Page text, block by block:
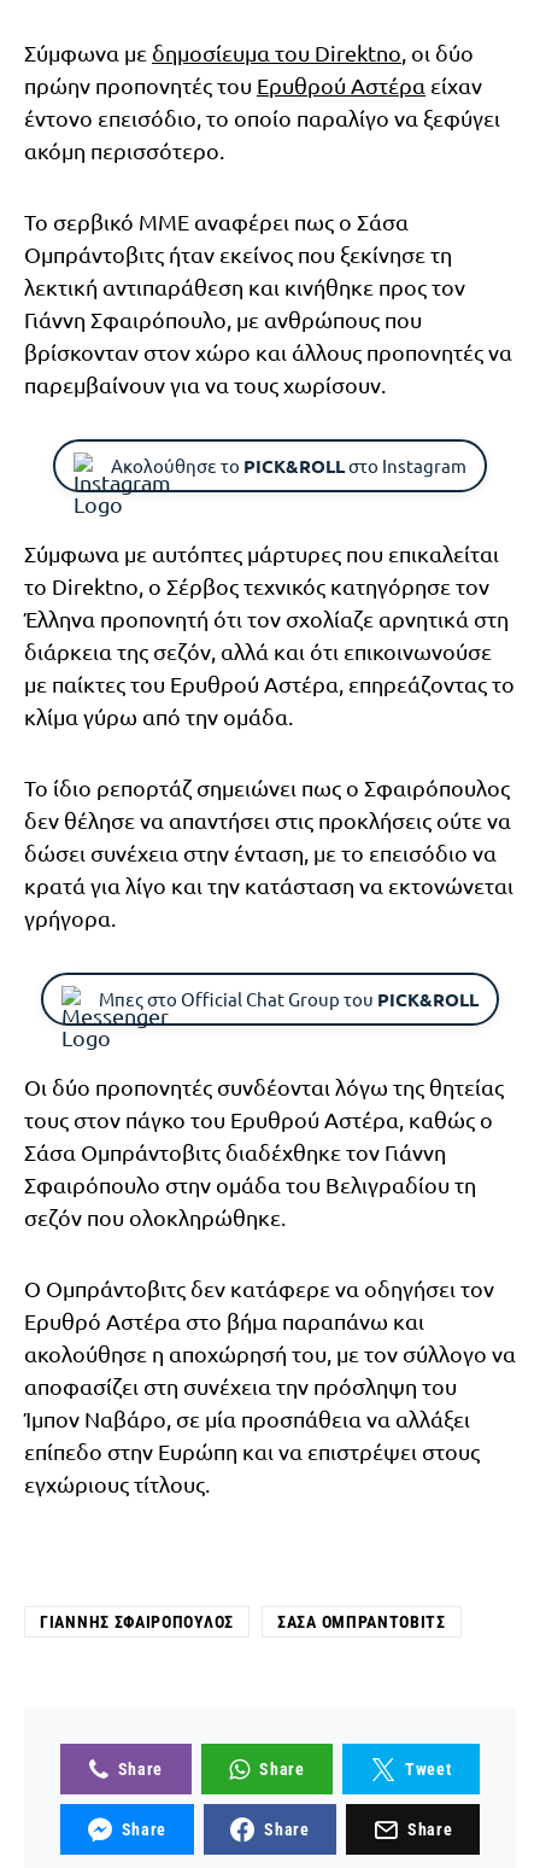
Σύμφωνα με δημοσίευμα του Direktno , οι δύο
πρώην προπονητές του Ερυθρού Αστέρα είχαν
έντονο επεισόδιο, το οποίο παραλίγο να ξεφύγει
ακόμη περισσότερο.
Το σερβικό ΜΜΕ αναφέρει πως ο Σάσα
Ομπράντοβιτς ήταν εκείνος που ξεκίνησε τη
λεκτική αντιπαράθεση και κινήθηκε προς τον
Γιάννη Σφαιρόπουλο, με ανθρώπους που
βρίσκονταν στον χώρο και άλλους προπονητές να
παρεμβαίνουν για να τους χωρίσουν.
Ακολούθησε το PICK&ROLLστο Instagram
Σύμφωνα με αυτόπτες μάρτυρες που επικαλείται
το Direktno, ο Σέρβος τεχνικός κατηγόρησε τον
Έλληνα προπονητή ότι τον σχολίαζε αρνητικά στη
διάρκεια της σεζόν, αλλά και ότι επικοινωνούσε
με παίκτες του Ερυθρού Αστέρα, επηρεάζοντας το
κλίμα γύρω από την ομάδα.
Το ίδιο ρεπορτάζ σημειώνει πως ο Σφαιρόπουλος
δεν θέλησε να απαντήσει στις προκλήσεις ούτε να
δώσει συνέχεια στην ένταση, με το επεισόδιο να
κρατά για λίγο και την κατάσταση να εκτονώνεται
γρήγορα.
Μπες στο Official Chat Group του PICK&ROLL
Οι δύο προπονητές συνδέονται λόγω της θητείας
τους στον πάγκο του Ερυθρού Αστέρα, καθώς ο
Σάσα Ομπράντοβιτς διαδέχθηκε τον Γιάννη
Σφαιρόπουλο στην ομάδα του Βελιγραδίου τη
σεζόν που ολοκληρώθηκε.
Ο Ομπράντοβιτς δεν κατάφερε να οδηγήσει τον
Ερυθρό Αστέρα στο βήμα παραπάνω και
ακολούθησε η αποχώρησή του, με τον σύλλογο να
αποφασίζει στη συνέχεια την πρόσληψη του
Ίμπον Ναβάρο, σε μία προσπάθεια να αλλάξει
επίπεδο στην Ευρώπη και να επιστρέψει στους
εγχώριους τίτλους.
ΓΙΆΝΝΗΣ ΣΦΑΙΡΌΠΟΥΛΟΣ ΣΆΣΑ ΟΜΠΡΆΝΤΟΒΙΤΣ
Share Share Tweet
Share Share Share